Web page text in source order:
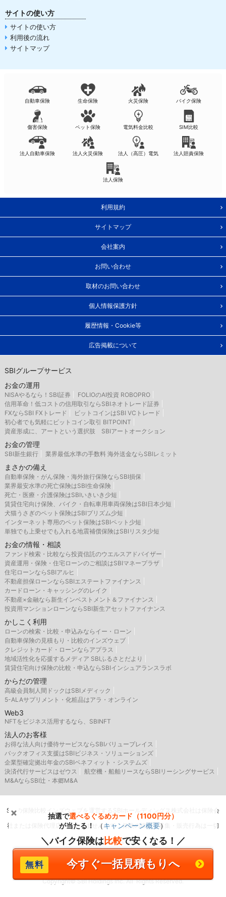
サイトの使い方
サイトの使い方
利用後の流れ
サイトマップ
自動車保険 生命保険 火災保険 バイク保険
傷害保険 ペット保険 電気料金比較 SIM比較
法人自動車保険 法人火災保険 法人（高圧）電気 法人賠責保険
法人保険
利用規約
サイトマップ
会社案内
お問い合わせ
取材のお問い合わせ
個人情報保護方針
履歴情報・Cookie等
広告掲載について
SBIグループサービス
お金の運用
NISAやるなら！SBI証券
FOLIOのAI投資 ROBOPRO
信用革命！低コストの信用取引ならSBIネオトレード証券
FXならSBI FXトレード
ビットコインはSBI VCトレード
初心者でも気軽にビットコイン取引 BITPOINT
資産形成に、アートという選択肢 SBIアートオークション
お金の管理
SBI新生銀行 業界最低水準の手数料 海外送金ならSBIレミット
まさかの備え
自動車保険・がん保険・海外旅行保険ならSBI損保
業界最安水準の死亡保険はSBI生命保険
死亡・医療・介護保険はSBIいきいき少短
賃貸住宅向け保険、バイク・自転車用車両保険はSBI日本少短
犬猫うさぎのペット保険はSBIプリズム少短
インターネット専用のペット保険はSBIペット少短
単独でも上乗せでも入れる地震補償保険はSBIリスタ少短
お金の情報・相談
ファンド検索・比較なら投資信託のウエルスアドバイザー
資産運用・保険・住宅ローンのご相談はSBIマネープラザ
住宅ローンならSBIアルヒ
不動産担保ローンならSBIエステートファイナンス
カードローン・キャッシングのレイク
不動産×金融なら新生インベストメント＆ファイナンス
投資用マンションローンならSBI新生アセットファイナンス
かしこく利用
ローンの検索・比較・申込みならイー・ローン
自動車保険の見積もり・比較のインズウェブ
クレジットカード・ローンならアプラス
地域活性化を応援するメディア SBIふるさとだより
賃貸住宅向け保険の比較・申込ならSBIインシュアランスラボ
からだの管理
高級会員制人間ドックはSBIメディック
5-ALAサプリメント・化粧品はアラ・オンライン
Web3
NFTをビジネス活用するなら、SBINFT
法人のお客様
お得な法人向け優待サービスならSBIバリュープレイス
バックオフィス支援はSBIビジネス・ソリューションズ
企業型確定拠出年金のSBIベネフィット・システムズ
決済代行サービスはゼウス
航空機・船舶リースならSBIリーシングサービス
M&AならSBI辻・本郷M&A
SBIの保険比較インズウェブを運営するSBIホールディングス株式会社は保険会
社または保険代理店ではありませんので、保険の媒介・募集・販売行為は一切
行いません。
Copyright© SBI Holdings Inc. All Rights Reserved.
抽選で選べるぐるめカード（1100円分）
が当たる！
（キャンペーン概要）
＼バイク保険は比較で安くなる！／
今すぐ一括見積もりへ